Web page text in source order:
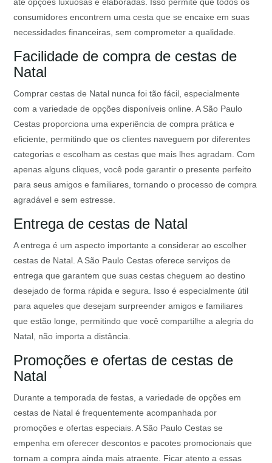
consumidores encontrem uma cesta que se encaixe em suas
necessidades financeiras, sem comprometer a qualidade.
Facilidade de compra de cestas de
Natal
Comprar cestas de Natal nunca foi tão fácil, especialmente
com a variedade de opções disponíveis online. A São Paulo
Cestas proporciona uma experiência de compra prática e
eficiente, permitindo que os clientes naveguem por diferentes
categorias e escolham as cestas que mais lhes agradam. Com
apenas alguns cliques, você pode garantir o presente perfeito
para seus amigos e familiares, tornando o processo de compra
agradável e sem estresse.
Entrega de cestas de Natal
A entrega é um aspecto importante a considerar ao escolher
cestas de Natal. A São Paulo Cestas oferece serviços de
entrega que garantem que suas cestas cheguem ao destino
desejado de forma rápida e segura. Isso é especialmente útil
para aqueles que desejam surpreender amigos e familiares
que estão longe, permitindo que você compartilhe a alegria do
Natal, não importa a distância.
Promoções e ofertas de cestas de
Natal
Durante a temporada de festas, a variedade de opções em
cestas de Natal é frequentemente acompanhada por
promoções e ofertas especiais. A São Paulo Cestas se
empenha em oferecer descontos e pacotes promocionais que
tornam a compra ainda mais atraente. Ficar atento a essas